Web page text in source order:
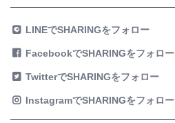
LINEでSHARINGをフォロー
FacebookでSHARINGをフォロー
TwitterでSHARINGをフォロー
InstagramでSHARINGをフォロー